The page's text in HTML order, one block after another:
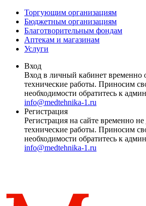
Торгующим организациям
Бюджетным организациям
Благотворительным фондам
Аптекам и магазинам
Услуги
Вход
Вход в личный кабинет временно
технические работы. Приносим
необходимости обратитесь к
info@medtehnika-1.ru
Регистрация
Регистрация на сайте временно
технические работы. Приносим
необходимости обратитесь к
info@medtehnika-1.ru